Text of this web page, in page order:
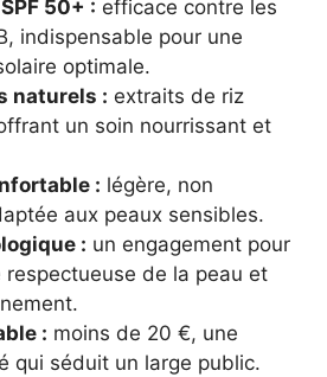
50+ : efficace contre les
indispensable pour une
optimale.
naturels : extraits de riz
un soin nourrissant et
: légère, non
aux peaux sensibles.
: un engagement pour
respectueuse de la peau et
: moins de 20 €, une
qui séduit un large public.